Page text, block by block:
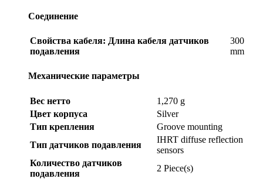
Соединение
Свойства кабеля: Длина кабеля датчиков
подавления
300
mm
Механические параметры
Вес нетто
1,270 g
Цвет корпуса
Silver
Тип крепления
Groove mounting
Тип датчиков подавления
IHRT diffuse reflection
sensors
Количество датчиков
подавления
2 Piece(s)